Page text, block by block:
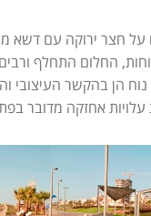
על חצר ירוקה עם דשא
החלום התחלף
נוח הן בהקשר העיצובי
אחזקה מדובר